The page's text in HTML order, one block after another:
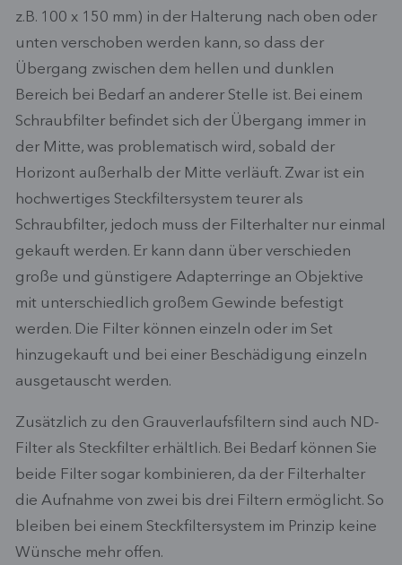
z.B. 100 x 150 mm) in der Halterung nach oben oder
unten verschoben werden kann, so dass der
Übergang zwischen dem hellen und dunklen
Bereich bei Bedarf an anderer Stelle ist. Bei einem
Schraubfilter befindet sich der Übergang immer in
der Mitte, was problematisch wird, sobald der
Horizont außerhalb der Mitte verläuft. Zwar ist ein
hochwertiges Steckfiltersystem teurer als
Schraubfilter, jedoch muss der Filterhalter nur einmal
gekauft werden. Er kann dann über verschieden
große und günstigere Adapterringe an Objektive
mit unterschiedlich großem Gewinde befestigt
werden. Die Filter können einzeln oder im Set
hinzugekauft und bei einer Beschädigung einzeln
ausgetauscht werden.
Zusätzlich zu den Grauverlaufsfiltern sind auch ND-
Filter als Steckfilter erhältlich. Bei Bedarf können Sie
beide Filter sogar kombinieren, da der Filterhalter
die Aufnahme von zwei bis drei Filtern ermöglicht. So
bleiben bei einem Steckfiltersystem im Prinzip keine
Wünsche mehr offen.